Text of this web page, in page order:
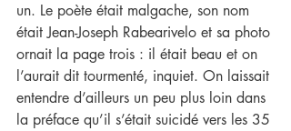
un. Le poète était malgache, son nom
était Jean-Joseph Rabearivelo et sa photo
ornait la page trois : il était beau et on
l’aurait dit tourmenté, inquiet. On laissait
entendre d’ailleurs un peu plus loin dans
la préface qu’il s’était suicidé vers les 35